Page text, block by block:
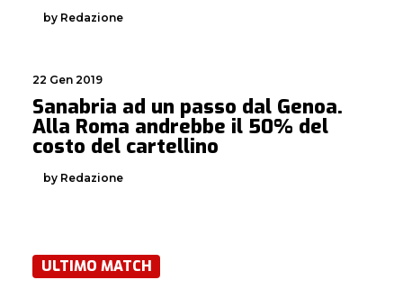
by Redazione
22 Gen 2019
Sanabria ad un passo dal Genoa.
Alla Roma andrebbe il 50% del
costo del cartellino
by Redazione
ULTIMO MATCH